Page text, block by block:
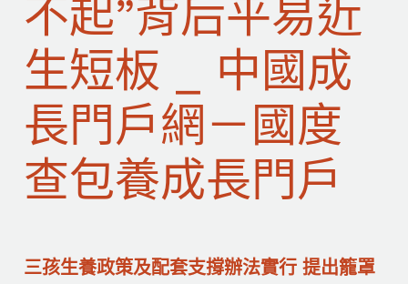
不起”背后平易近
生短板 _ 中國成
長門戶網－國度
查包養成長門戶
三孩生養政策及配套支撐辦法實行 提出籠罩